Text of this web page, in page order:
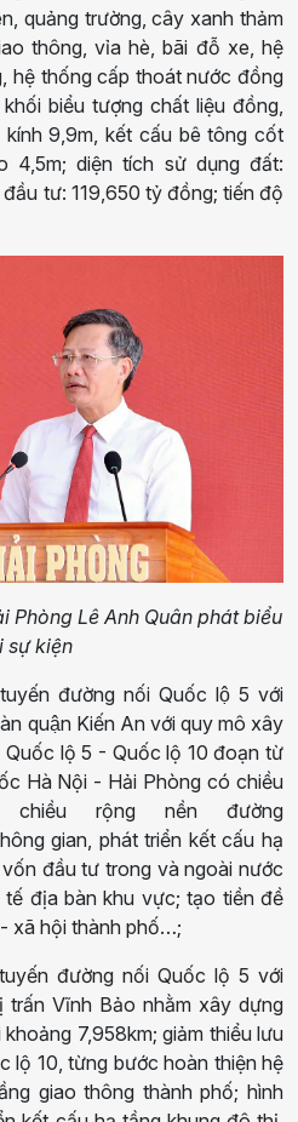
quảng trường, cây xanh thảm
thông, vỉa hè, bãi đỗ xe, hệ
hệ thống cấp thoát nước đồng
biểu tượng chất liệu đồng,
9,9m, kết cấu bê tông cốt
4,5m; diện tích sử dụng đất:
tư: 119 650 tỷđồng; tiến độ
Phòng Lê Anh Quân phát biểu
sự kiện
đường nối Quốc lộ 5 với
quận Kiến Anvới quy mô xây
lộ 5 - Quốc lộ 10 đoạn từ
Hà Nội - Hải Phòng có chiều
chiều rộng nền đường
gian, phát triển kết cấu hạ
đầu tư trong và ngoài nước
địa bàn khu vực; tạo tiền đề
xã hội thành phố…;
đường nối Quốc lộ 5 với
trấn Vĩnh Bảo nhằm xây dựng
7,958km;giảm thiểu lưu
lộ 10, từng bước hoàn thiện hệ
giao thông thành phố; hình